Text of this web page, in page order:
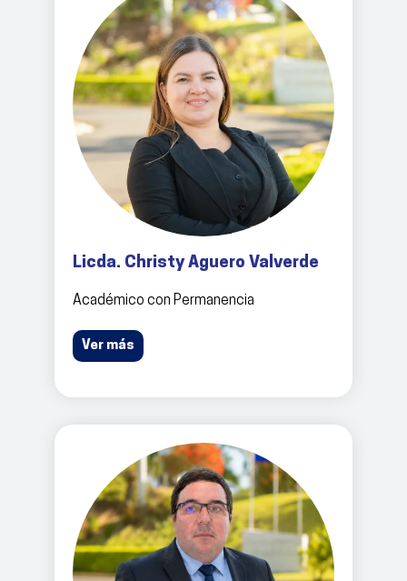
Licda. Christy Aguero Valverde
Académico con Permanencia
Ver más